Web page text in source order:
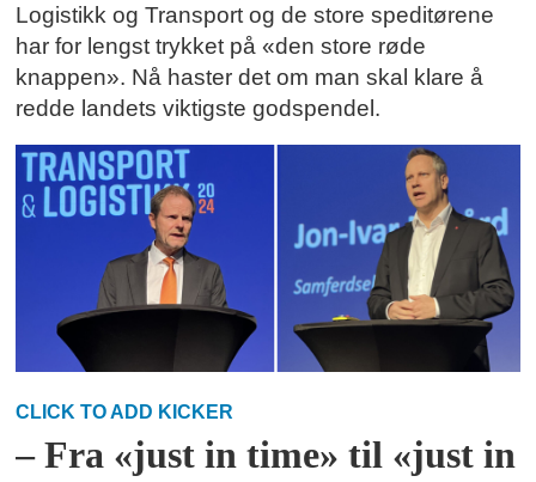
Logistikk og Transport og de store speditørene
har for lengst trykket på «den store røde
knappen». Nå haster det om man skal klare å
redde landets viktigste godspendel.
CLICK TO ADD KICKER
– Fra «just in time» til «just in